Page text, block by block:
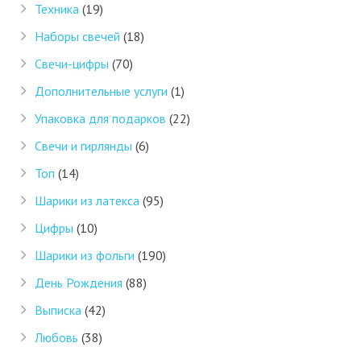
Техника (19)
Наборы свечей (18)
Свечи-цифры (70)
Дополнительные услуги (1)
Упаковка для подарков (22)
Свечи и гирлянды (6)
Топ (14)
Шарики из латекса (95)
Цифры (10)
Шарики из фольги (190)
День Рождения (88)
Выписка (42)
Любовь (38)